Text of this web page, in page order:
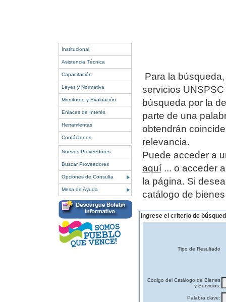
Institucional
Asistencia Técnica
Capacitación
Leyes y Normativa
Monitoreo y Evaluación
Enlaces de Interés
Herramientas
Contáctenos
Nuevos Proveedores
Buscar Proveedores
Opciones de Consulta
Mesa de Ayuda
Para la
servicios
búsqueda por la
parte de una
obtendrán
relevancia.
Puede acceder a
aquí ... o acceder
la página. Si
catálogo de
Ingrese el criterio de
Tipo de Resultado
Código del Catálogo de Bienes
y Servicios:
Palabra clave: